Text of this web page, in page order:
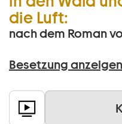
die Luft:
nach dem Roman
Besetzung anzeigen